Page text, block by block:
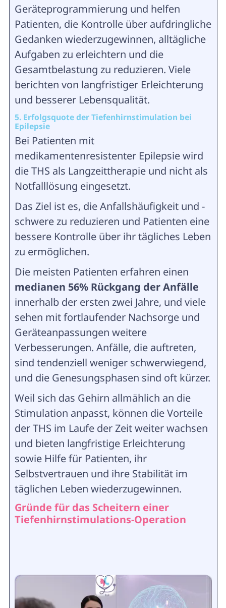
Geräteprogrammierung und helfen
Patienten, die Kontrolle über aufdringliche
Gedanken wiederzugewinnen, alltägliche
Aufgaben zu erleichtern und die
Gesamtbelastung zu reduzieren. Viele
berichten von langfristiger Erleichterung
und besserer Lebensqualität.
5. Erfolgsquote der Tiefenhirnstimulation bei
Epilepsie
Bei Patienten mit
medikamentenresistenter Epilepsie wird
die THS als Langzeittherapie und nicht als
Notfalllösung eingesetzt.
Das Ziel ist es, die Anfallshäufigkeit und -
schwere zu reduzieren und Patienten eine
bessere Kontrolle über ihr tägliches Leben
zu ermöglichen.
Die meisten Patienten erfahren einen
medianen 56% Rückgang der Anfälle
innerhalb der ersten zwei Jahre, und viele
sehen mit fortlaufender Nachsorge und
Geräteanpassungen weitere
Verbesserungen. Anfälle, die auftreten,
sind tendenziell weniger schwerwiegend,
und die Genesungsphasen sind oft kürzer.
Weil sich das Gehirn allmählich an die
Stimulation anpasst, können die Vorteile
der THS im Laufe der Zeit weiter wachsen
und bieten langfristige Erleichterung
sowie Hilfe für Patienten, ihr
Selbstvertrauen und ihre Stabilität im
täglichen Leben wiederzugewinnen.
Gründe für das Scheitern einer
Tiefenhirnstimulations-Operation